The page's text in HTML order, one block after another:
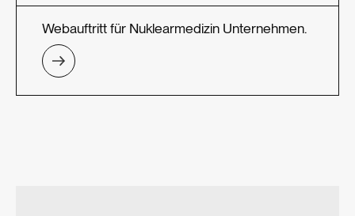
Webauftritt für Nuklearmedizin Unternehmen.